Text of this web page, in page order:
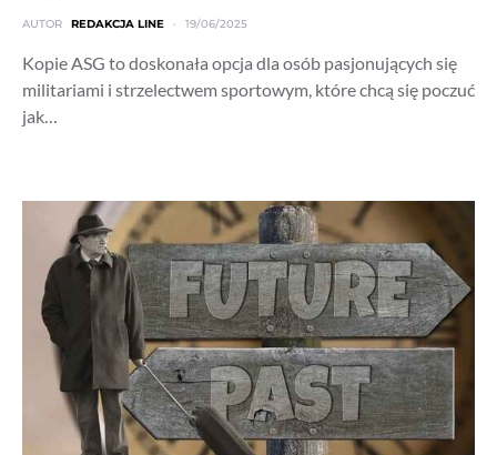
AUTOR REDAKCJA LINE 19/06/2025
Kopie ASG to doskonała opcja dla osób pasjonujących się
militariami i strzelectwem sportowym, które chcą się poczuć
jak…